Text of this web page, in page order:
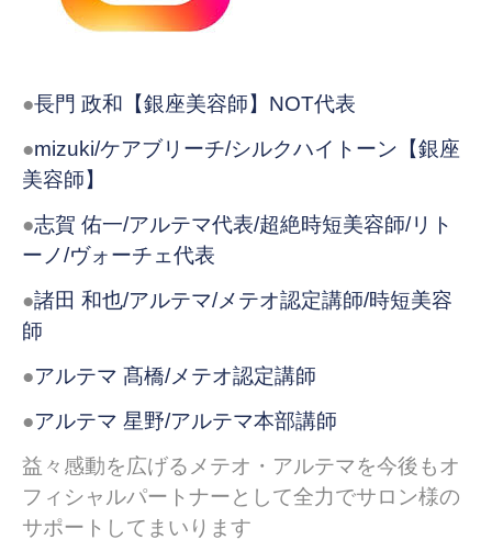
●長門 政和【銀座美容師】NOT代表
●mizuki/ケアブリーチ/シルクハイトーン【銀座
美容師】
●志賀 佑一/アルテマ代表/超絶時短美容師/リト
ーノ/ヴォーチェ代表
●諸田 和也/アルテマ/メテオ認定講師/時短美容
師
●アルテマ 髙橋/メテオ認定講師
●アルテマ 星野/アルテマ本部講師
益々感動を広げるメテオ・アルテマを今後もオ
フィシャルパートナーとして全力でサロン様の
サポートしてまいります